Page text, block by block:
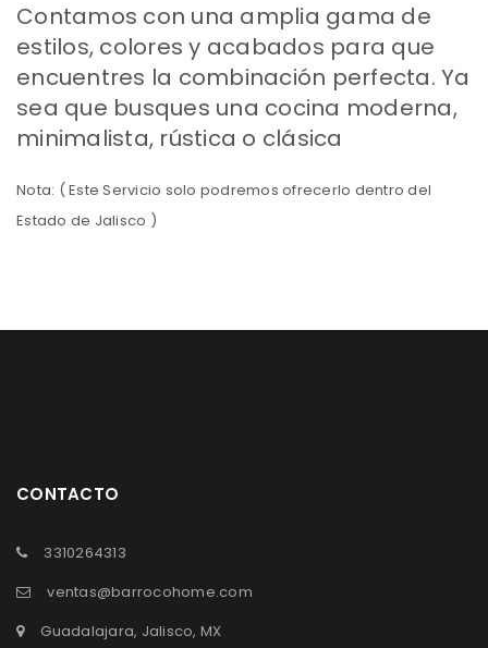
Contamos con una amplia gama de
estilos, colores y acabados para que
encuentres la combinación perfecta. Ya
sea que busques una cocina moderna,
minimalista, rústica o clásica
Nota: ( Este Servicio solo podremos ofrecerlo dentro del
Estado de Jalisco )
CONTACTO
3310264313
ventas@barrocohome.com
Guadalajara, Jalisco, MX